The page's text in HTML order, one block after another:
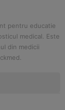
pentru educatie
medical. Este
din medicii